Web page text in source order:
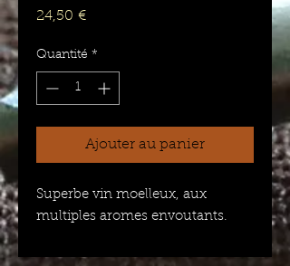
24,50 €Prix
Quantité *
Ajouter au panier
Superbe vin moelleux, aux
multiples aromes envoutants.